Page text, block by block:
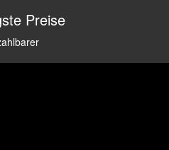
Preise